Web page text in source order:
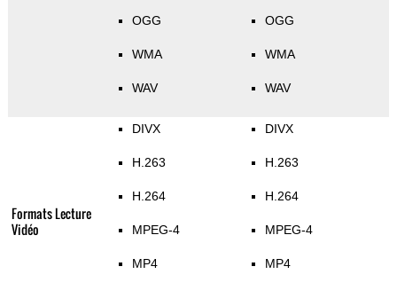
OGG
WMA
WAV
OGG
WMA
WAV
Formats Lecture
Vidéo
DIVX
H.263
H.264
MPEG-4
MP4
DIVX
H.263
H.264
MPEG-4
MP4